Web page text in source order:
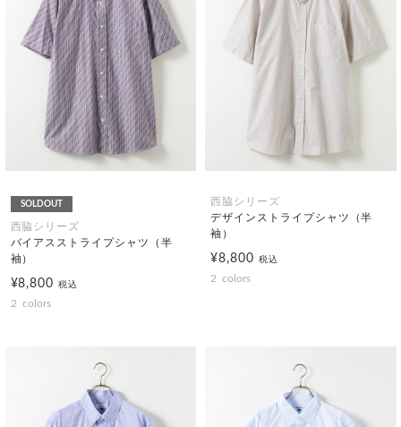
SOLDOUT
西脇シリーズ
バイアスストライプシャツ（半
袖）
¥8,800税込
2 colors
西脇シリーズ
デザインストライプシャツ（半
袖）
¥8,800 税込
2 colors